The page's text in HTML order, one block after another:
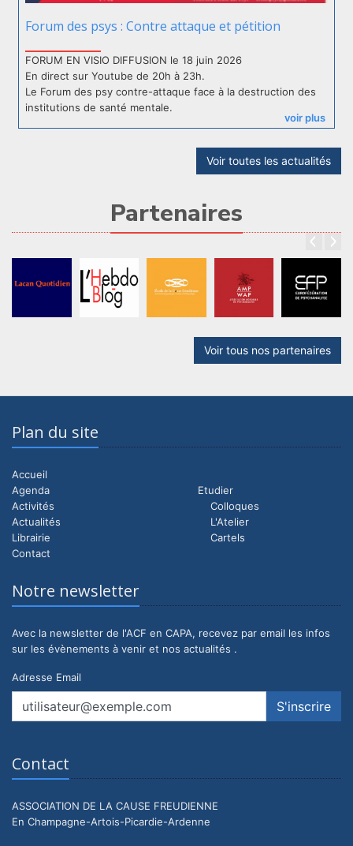
Forum des psys : Contre attaque et pétition
FORUM EN VISIO DIFFUSION le 18 juin 2026
En direct sur Youtube de 20h à 23h.
Le Forum des psy contre-attaque face à la destruction des
institutions de santé mentale.
voir plus
Voir toutes les actualités
Partenaires
Voir tous nos partenaires
Plan du site
Accueil
Etudier
Colloques
L'Atelier
Cartels
Agenda
Activités
Actualités
Librairie
Contact
Notre newsletter
Avec la newsletter de l'ACF en CAPA, recevez par email les infos
sur les évènements à venir et nos actualités .
Adresse Email
Contact
ASSOCIATION DE LA CAUSE FREUDIENNE
En Champagne-Artois-Picardie-Ardenne